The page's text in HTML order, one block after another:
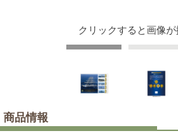
クリックすると画像
商品情報